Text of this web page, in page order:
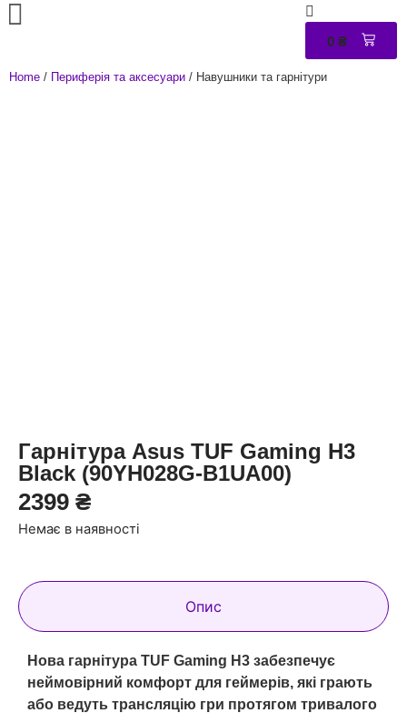
0 ₴
Home / Периферія та аксесуари / Навушники та гарнітури
Гарнітура Asus TUF Gaming H3
Black (90YH028G-B1UA00)
2399 ₴
Немає в наявності
Опис
Нова гарнітура TUF Gaming H3 забезпечує
неймовірний комфорт для геймерів, які грають
або ведуть трансляцію гри протягом тривалого